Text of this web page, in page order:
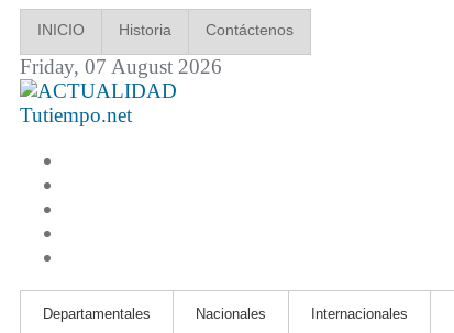
INICIO Historia Contáctenos
Friday, 07 August 2026
Tutiempo.net
Departamentales Nacionales Internacionales